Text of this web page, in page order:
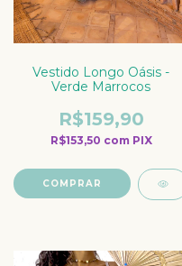
Vestido Longo Oásis -
Verde Marrocos
R$159,90
R$153,50 com PIX
COMPRAR